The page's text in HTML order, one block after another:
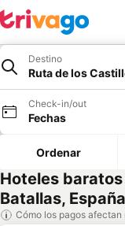
Destino
Ruta de los
Check-in/out
Fechas
Ordenar
Hoteles
Batallas, España
Cómo los pagos